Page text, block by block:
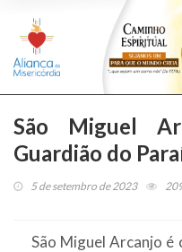
São Miguel
Guardião do
5 de setembro de 2023
São Miguel Arcanjo é